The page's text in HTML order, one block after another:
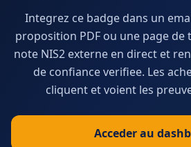
Integrez ce badge dans un
proposition PDF ou une page
note NIS2 externe en direct et
de confiance verifiee. Les
cliquent et voient les
Acceder au